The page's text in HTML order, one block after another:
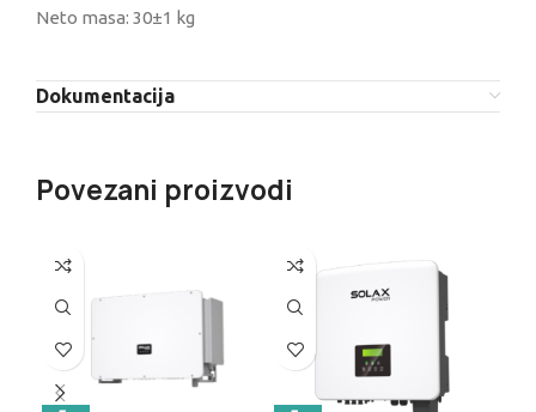
Neto masa: 30±1 kg
Dokumentacija
Povezani proizvodi